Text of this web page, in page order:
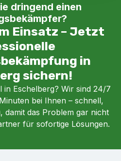
dringend einen
Einsatz – Jetzt
in
sichern!
in Eschelberg? Wir sind 24/7
bei Ihnen – schnell,
damit das Problem gar nicht
für sofortige Lösungen.